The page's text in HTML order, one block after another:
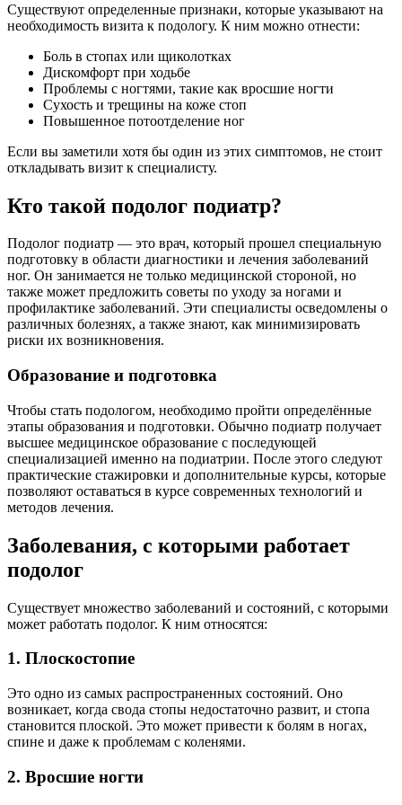
Существуют определенные признаки, которые указывают на
необходимость визита к подологу. К ним можно отнести:
Боль в стопах или щиколотках
Дискомфорт при ходьбе
Проблемы с ногтями, такие как вросшие ногти
Сухость и трещины на коже стоп
Повышенное потоотделение ног
Если вы заметили хотя бы один из этих симптомов, не стоит
откладывать визит к специалисту.
Кто такой подолог подиатр?
Подолог подиатр — это врач, который прошел специальную
подготовку в области диагностики и лечения заболеваний
ног. Он занимается не только медицинской стороной, но
также может предложить советы по уходу за ногами и
профилактике заболеваний. Эти специалисты осведомлены о
различных болезнях, а также знают, как минимизировать
риски их возникновения.
Образование и подготовка
Чтобы стать подологом, необходимо пройти определённые
этапы образования и подготовки. Обычно подиатр получает
высшее медицинское образование с последующей
специализацией именно на подиатрии. После этого следуют
практические стажировки и дополнительные курсы, которые
позволяют оставаться в курсе современных технологий и
методов лечения.
Заболевания, с которыми работает
подолог
Существует множество заболеваний и состояний, с которыми
может работать подолог. К ним относятся:
1. Плоскостопие
Это одно из самых распространенных состояний. Оно
возникает, когда свода стопы недостаточно развит, и стопа
становится плоской. Это может привести к болям в ногах,
спине и даже к проблемам с коленями.
2. Вросшие ногти